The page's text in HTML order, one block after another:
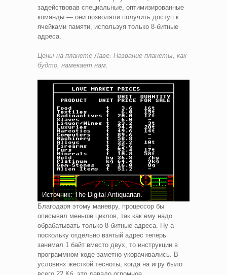
задействовав специальные, оптимизированные
команды — они позволяли получить доступ к
ячейками памяти, используя только 8-битные
адреса.
Цены на планете Лаве. Название планеты, как
будто, намекает нам.
Источник: The Digital Antiquarian.
Благодаря этому маневру, процессор бы
описывал меньше циклов, так как ему надо
обрабатывать только 8-битные адреса. Ну а
поскольку отдельно взятый адрес теперь
занимал 1 байт вместо двух, то инструкции в
программном коде заметно укорачивались. В
условиях жесткой тесноты, когда на игру было